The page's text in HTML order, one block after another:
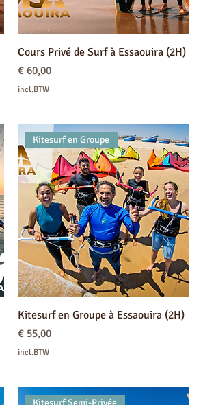
Cours Privé de Surf à Essaouira (2H)
Prijs
€ 60,00
incl.BTW
Kitesurf en Groupe
Kitesurf en Groupe à Essaouira (2H)
Prijs
€ 55,00
incl.BTW
Kitesurf Semi-Privée